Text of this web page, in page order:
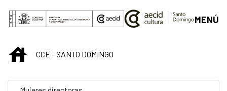
Saltar al contenido principal
MENÚ
INICIOCCE - SANTO DOMINGO